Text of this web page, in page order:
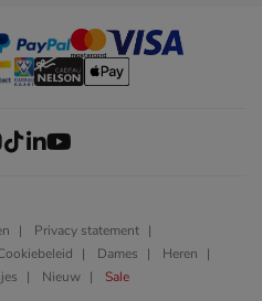
Privacy statement
Dames
Heren
Nieuw Sale